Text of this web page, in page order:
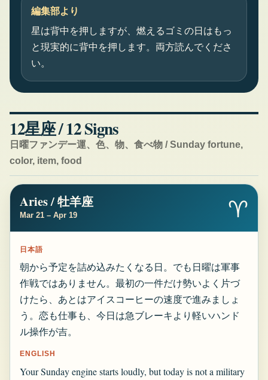
編集部より
星は背中を押しますが、燃えるゴミの日はもっ
と現実的に背中を押します。両方読んでくださ
い。
12星座 / 12 Signs
日曜ファンデー運、色、物、食べ物 / Sunday fortune,
color, item, food
Aries / 牡羊座
Mar 21 – Apr 19 ♈
日本語
朝から予定を詰め込みたくなる日。でも日曜は軍事
作戦ではありません。最初の一件だけ勢いよく片づ
けたら、あとはアイスコーヒーの速度で進みましょ
う。恋も仕事も、今日は急ブレーキより軽いハンド
ル操作が吉。
ENGLISH
Your Sunday engine starts loudly, but today is not a military